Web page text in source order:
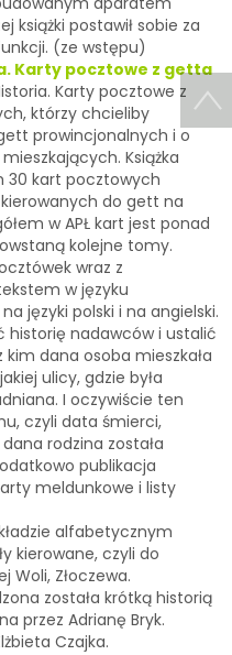
książki postawił sobie za
(ze wstępu)​
Karty pocztowe z getta
Karty pocztowe z
którzy chcieliby
prowincjonalnych i o
Książka
30 kart pocztowych
do gett na
w APŁ kart jest ponad
kolejne tomy.
wraz z
w języku
języki polski i na angielski.
historię nadawców i ustalić
dana osoba mieszkała
ulicy, gdzie była
I oczywiście ten
czyli data śmierci,
rodzina została
publikacja
meldunkowe i listy
alfabetycznym
kierowane, czyli do
Woli, Złoczewa.
została krótką historią
przez Adrianę Bryk.
Czajka.